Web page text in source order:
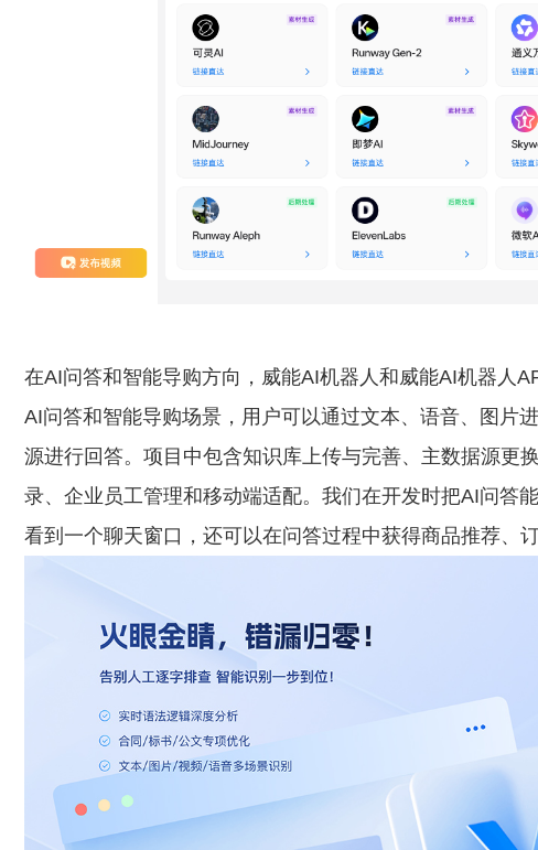
在AI问答和智能导购方向，威能AI机器人和威能AI机器人
AI问答和智能导购场景，用户可以通过文本、语音、图片
源进行回答。项目中包含知识库上传与完善、主数据源更
录、企业员工管理和移动端适配。我们在开发时把AI问答
看到一个聊天窗口，还可以在问答过程中获得商品推荐、